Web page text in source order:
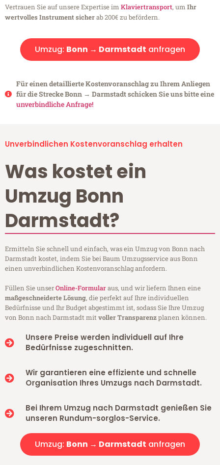
Vertrauen Sie auf unsere Expertise im Klaviertransport, um Ihr
wertvolles Instrument sicherab 200€ zu befördern.
Umzug: Bonn → Darmstadt anfragen
Für einen detaillierte Kostenvoranschlag zu Ihrem Anliegen
für die Strecke Bonn → Darmstadt schicken Sie uns bitte eine
unverbindliche Anfrage!
Unverbindlichen Kostenvoranschlag erhalten
Was kostet ein
Umzug Bonn
Darmstadt?
Ermitteln Sie schnell und einfach, was ein Umzug von Bonn nach
Darmstadt kostet, indem Sie bei Baum Umzugsservice aus Bonn
einen unverbindlichen Kostenvoranschlag anfordern.
Füllen Sie unserOnline-Formularaus, und wir liefern Ihnen eine
maßgeschneiderte Lösung, die perfekt auf Ihre individuellen
Bedürfnisse und Ihr Budget abgestimmt ist, sodass Sie Ihre Umzug
von Bonn nach Darmstadt mitvoller Transparenzplanen können.
Unsere Preise werden individuell auf Ihre
Bedürfnisse zugeschnitten.
Wir garantieren eine effiziente und schnelle
Organisation Ihres Umzugs nach Darmstadt.
Bei Ihrem Umzug nach Darmstadt genießen Sie
unseren Rundum-sorglos-Service.
Umzug: Bonn → Darmstadt anfragen